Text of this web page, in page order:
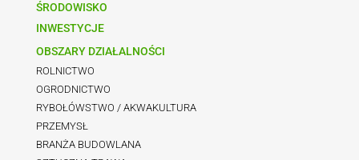
ŚRODOWISKO
INWESTYCJE
OBSZARY DZIAŁALNOŚCI
ROLNICTWO
OGRODNICTWO
RYBOŁÓWSTWO / AKWAKULTURA
PRZEMYSŁ
BRANŻA BUDOWLANA